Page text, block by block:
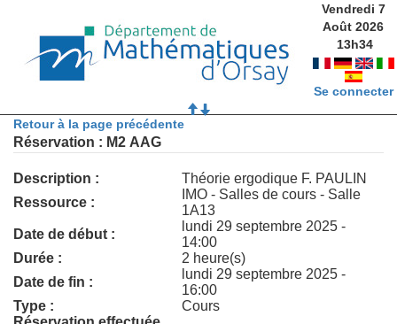
Vendredi 7
Août 2026
13h34
Se connecter
Retour à la page précédente
Réservation : M2 AAG
Description :
Théorie ergodique F. PAULIN
Ressource :
IMO - Salles de cours - Salle
1A13
Date de début :
lundi 29 septembre 2025 -
14:00
Durée :
2 heure(s)
Date de fin :
lundi 29 septembre 2025 -
16:00
Type :
Cours